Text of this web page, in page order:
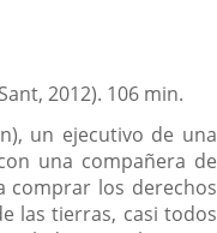
2012). 106 min.
un ejecutivo de una
una compañera de
comprar los derechos
las tierras, casi todos